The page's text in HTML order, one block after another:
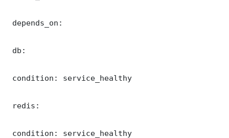
depends_on:
db:
condition: service_healthy
redis:
condition: service_healthy